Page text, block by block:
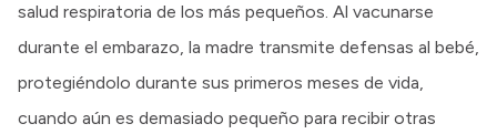
salud respiratoria de los más pequeños. Al vacunarse
durante el embarazo, la madre transmite defensas al bebé,
protegiéndolo durante sus primeros meses de vida,
cuando aún es demasiado pequeño para recibir otras